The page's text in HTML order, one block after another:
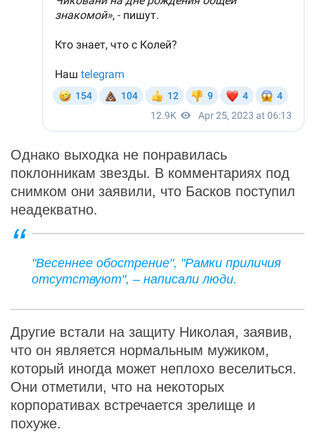
Однако выходка не понравилась
поклонникам звезды. В комментариях под
снимком они заявили, что Басков поступил
неадекватно.
"Весеннее обострение", "Рамки приличия
отсутствуют", – написали люди.
Другие встали на защиту Николая, заявив,
что он является нормальным мужиком,
который иногда может неплохо веселиться.
Они отметили, что на некоторых
корпоративах встречается зрелище и
похуже.